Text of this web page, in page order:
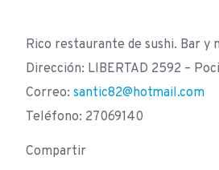
Rico restaurante de sushi. Bar y
Dirección: LIBERTAD 2592 –
Correo: santic82@hotmail.com
Teléfono: 27069140
Compartir